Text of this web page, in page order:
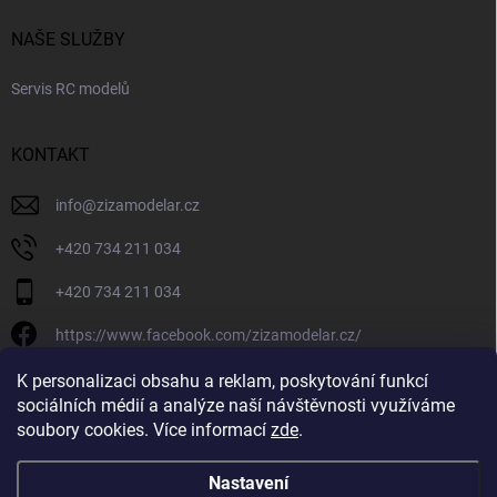
K personalizaci obsahu a reklam, poskytování funkcí
sociálních médií a analýze naší návštěvnosti využíváme
soubory cookies. Více informací zde.
Nastavení
NAŠE SLUŽBY
Servis RC modelů
KONTAKT
info@zizamodelar.cz
+420 734 211 034
+420 734 211 034
https://www.facebook.com/zizamodelar.cz/
/zizamodelar.cz/
+420 734 211 034